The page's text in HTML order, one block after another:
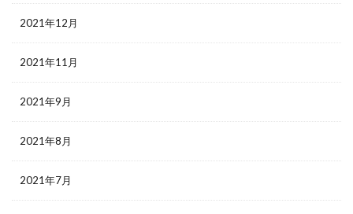
2021年12月
2021年11月
2021年9月
2021年8月
2021年7月